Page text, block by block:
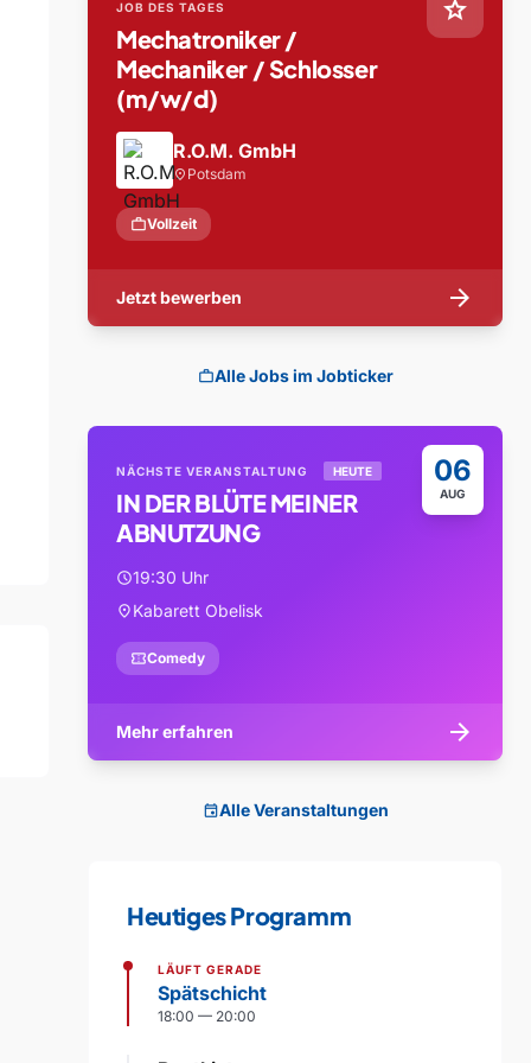
star
JOB DES TAGES
Mechatroniker /
Mechaniker / Schlosser
(m/w/d)
R.O.M. GmbH
location_on Potsdam
workVollzeit
Jetzt bewerben arrow_forward
workAlle Jobs im Jobticker
06
AUG
NÄCHSTE VERANSTALTUNG HEUTE
IN DER BLÜTE MEINER
ABNUTZUNG
schedule19:30 Uhr
location_onKabarett Obelisk
confirmation_numberComedy
Mehr erfahren arrow_forward
eventAlle Veranstaltungen
Heutiges Programm
LÄUFT GERADE
Spätschicht
18:00 — 20:00